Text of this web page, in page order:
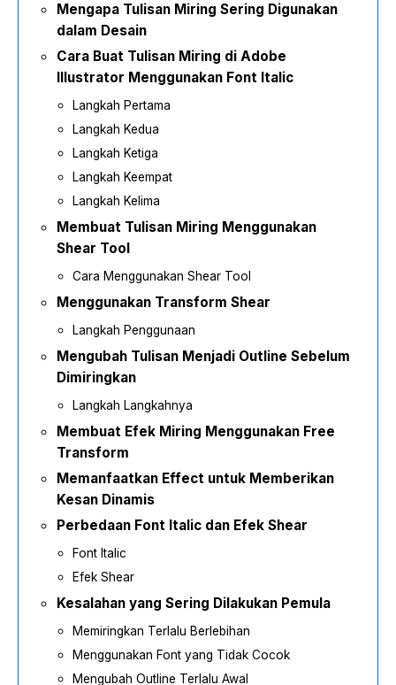
Mengapa Tulisan Miring Sering Digunakan
dalam Desain
Cara Buat Tulisan Miring di Adobe
Illustrator Menggunakan Font Italic
Langkah Pertama
Langkah Kedua
Langkah Ketiga
Langkah Keempat
Langkah Kelima
Membuat Tulisan Miring Menggunakan
Shear Tool
Cara Menggunakan Shear Tool
Menggunakan Transform Shear
Langkah Penggunaan
Mengubah Tulisan Menjadi Outline Sebelum
Dimiringkan
Langkah Langkahnya
Membuat Efek Miring Menggunakan Free
Transform
Memanfaatkan Effect untuk Memberikan
Kesan Dinamis
Perbedaan Font Italic dan Efek Shear
Font Italic
Efek Shear
Kesalahan yang Sering Dilakukan Pemula
Memiringkan Terlalu Berlebihan
Menggunakan Font yang Tidak Cocok
Mengubah Outline Terlalu Awal